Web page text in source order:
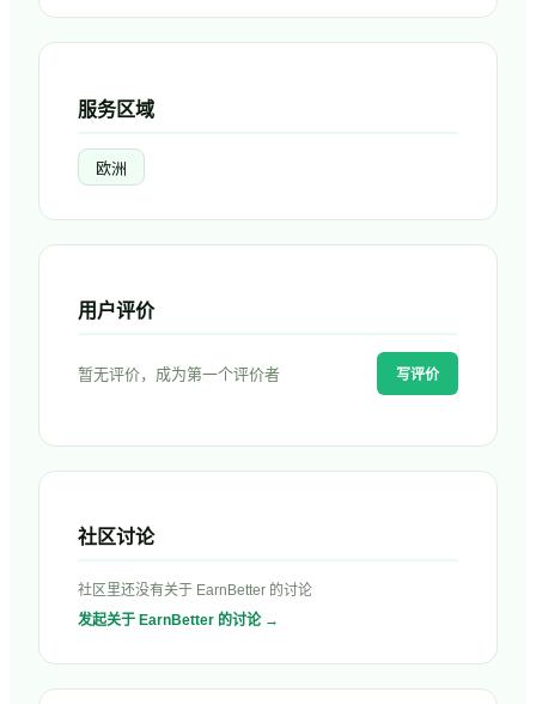
服务区域
欧洲
用户评价
暂无评价，成为第一个评价者 写评价
社区讨论
社区里还没有关于 EarnBetter 的讨论
发起关于 EarnBetter 的讨论 →